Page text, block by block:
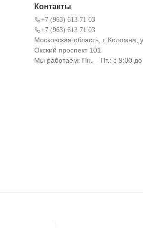
Контакты
+7 (963) 613 71 03
+7 (963) 613 71 03
Московская область, г. Коломна,
Окский проспект 101
Мы работаем: Пн. – Пт.: с 9:00